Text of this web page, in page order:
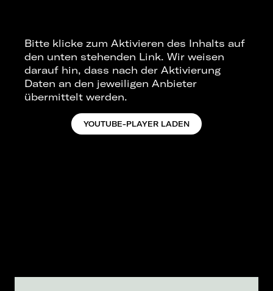
Bitte klicke zum Aktivieren des Inhalts auf
den unten stehenden Link. Wir weisen
darauf hin, dass nach der Aktivierung
Daten an den jeweiligen Anbieter
übermittelt werden.
YOUTUBE-PLAYER LADEN